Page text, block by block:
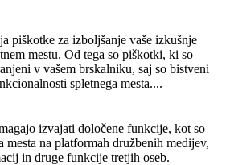
piškotke za izboljšanje vaše izkušnje
mestu. Od tega so piškotki, ki so
v vašem brskalniku, saj so bistveni
spletnega mesta....
izvajati določene funkcije, kot so
mesta na platformah družbenih medijev,
in druge funkcije tretjih oseb.